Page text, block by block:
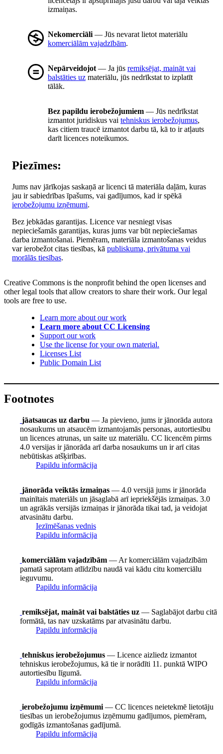
izmaiņas.
Nekomerciāli — Jūs nevarat lietot materiālu
komerciālām vajadzībām.
Nepārveidojot — Ja jūs remiksējat, maināt vai
balstāties uz materiālu, jūs nedrīkstat to izplatīt
tālāk.
Bez papildu ierobežojumiem — Jūs nedrīkstat
izmantot juridiskus vai tehniskus ierobežojumus,
kas citiem traucē izmantot darbu tā, kā to ir atļauts
darīt licences noteikumos.
Piezīmes:
Jums nav jārīkojas saskaņā ar licenci tā materiāla daļām, kuras
jau ir sabiedrības īpašums, vai gadījumos, kad ir spēkā
ierobežojumu izņēmumi.
Bez jebkādas garantijas. Licence var nesniegt visas
nepieciešamās garantijas, kuras jums var būt nepieciešamas
darba izmantošanai. Piemēram, materiāla izmantošanas veidus
var ierobežot citas tiesības, kā publiskuma, privātuma vai
morālās tiesības.
Creative Commons is the nonprofit behind the open licenses and
other legal tools that allow creators to share their work. Our legal
tools are free to use.
Learn more about our work
Learn more about CC Licensing
Support our work
Use the license for your own material.
Licenses List
Public Domain List
Footnotes
jāatsaucas uz darbu — Ja pievieno, jums ir jānorāda autora
nosaukums un atsaucēm izmantojamās personas, autortiesību
un licences atrunas, un saite uz materiālu. CC licencēm pirms
4.0 versijas ir jānorāda arī darba nosaukums un ir arī citas
nebūtiskas atšķirības.
Papildu informācija
jānorāda veiktās izmaiņas — 4.0 versijā jums ir jānorāda
mainītais materiāls un jāsaglabā arī iepriekšējās izmaiņas. 3.0
un agrākās versijās izmaiņas ir jānorāda tikai tad, ja veidojat
atvasinātu darbu.
Iezīmēšanas vednis
Papildu informācija
komerciālām vajadzībām — Ar komerciālām vajadzībām
pamatā saprotam atlīdzību naudā vai kādu citu komerciālu
ieguvumu.
Papildu informācija
remiksējat, maināt vai balstāties uz — Saglabājot darbu citā
formātā, tas nav uzskatāms par atvasinātu darbu.
Papildu informācija
tehniskus ierobežojumus — Licence aizliedz izmantot
tehniskus ierobežojumus, kā tie ir norādīti 11. punktā WIPO
autortiesību līgumā.
Papildu informācija
ierobežojumu izņēmumi — CC licences neietekmē lietotāju
tiesības un ierobežojumus izņēmumu gadījumos, piemēram,
godīgās izmantošanas gadījumā.
Papildu informācija